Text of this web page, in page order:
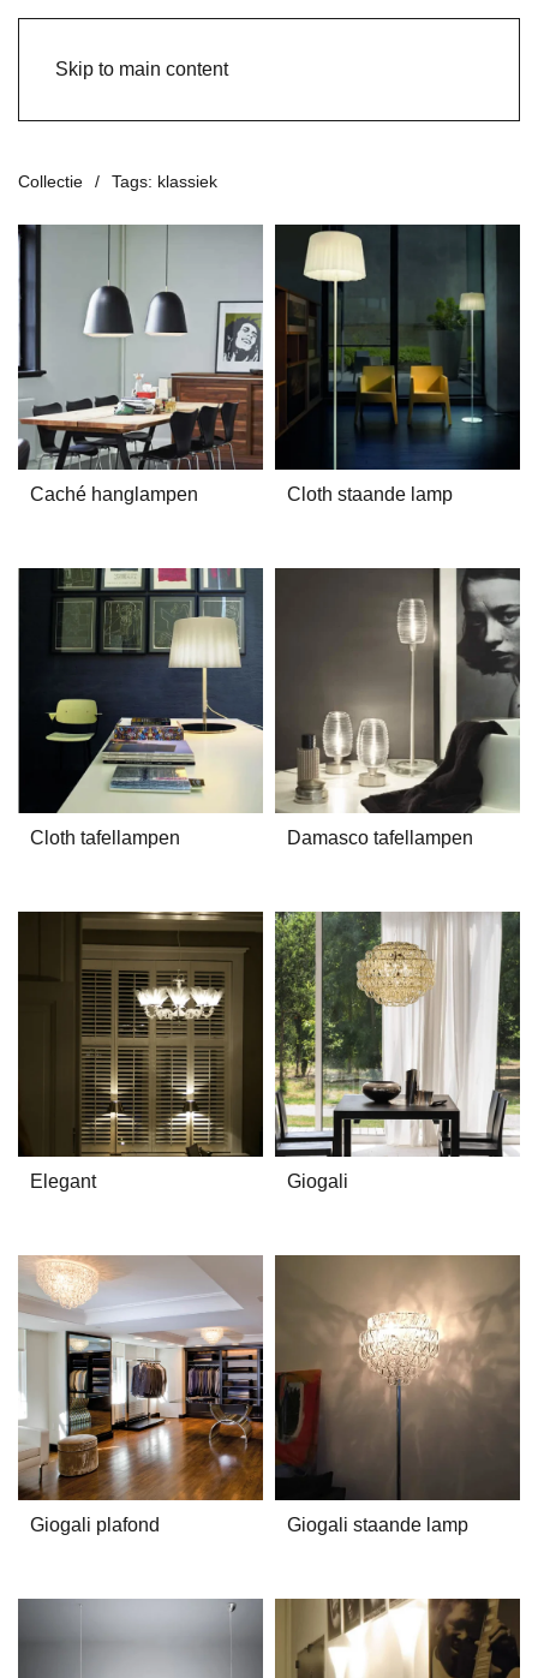
Skip to main content
Collectie Tags: klassiek
Caché hanglampen Cloth staande lamp
Cloth tafellampen Damasco tafellampen
Elegant Giogali
Giogali plafond Giogali staande lamp